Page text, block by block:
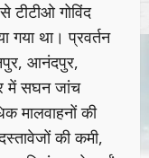
टीटीओ गोविंद
गया था। प्रवर्तन
आनंदपुर,
में सघन जांच
मालवाहनों की
की कमी,